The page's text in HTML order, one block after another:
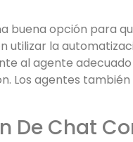
buena opción para
la
al agente
Los agentes
De Chat